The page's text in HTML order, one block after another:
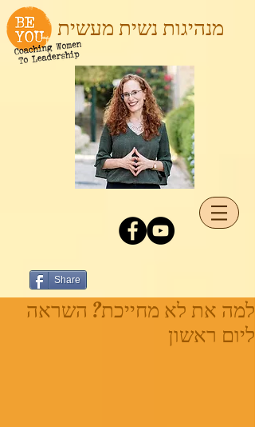
מנהיגות נשית מעשית
Share
למה את לא מחייכת? השראה
ליום ראשון